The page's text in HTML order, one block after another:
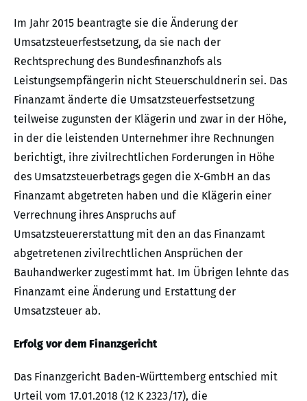
Im Jahr 2015 beantragte sie die Änderung der
Umsatzsteuerfestsetzung, da sie nach der
Rechtsprechung des Bundesfinanzhofs als
Leistungsempfängerin nicht Steuerschuldnerin sei. Das
Finanzamt änderte die Umsatzsteuerfestsetzung
teilweise zugunsten der Klägerin und zwar in der Höhe,
in der die leistenden Unternehmer ihre Rechnungen
berichtigt, ihre zivilrechtlichen Forderungen in Höhe
des Umsatzsteuerbetrags gegen die X-GmbH an das
Finanzamt abgetreten haben und die Klägerin einer
Verrechnung ihres Anspruchs auf
Umsatzsteuererstattung mit den an das Finanzamt
abgetretenen zivilrechtlichen Ansprüchen der
Bauhandwerker zugestimmt hat. Im Übrigen lehnte das
Finanzamt eine Änderung und Erstattung der
Umsatzsteuer ab.
Erfolg vor dem Finanzgericht
Das Finanzgericht Baden-Württemberg entschied mit
Urteil vom 17.01.2018 (12 K 2323/17), die